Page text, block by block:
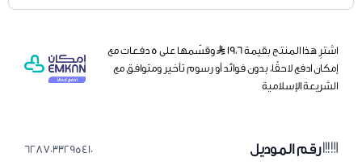
اشترِ هذا المنتج بقيمة ١٩٫٦
وقسّمها على 5 دفعات مع
إمكان ادفع لاحقًا، بدون فوائد أو رسوم تأخير ومتوافق مع
الشريعة الإسلامية
رقم الموديل 6287033295410